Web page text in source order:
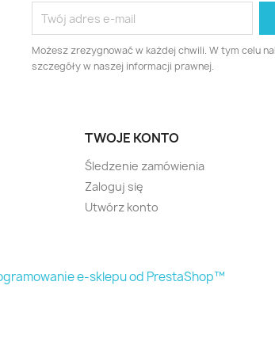
Możesz zrezygnować w każdej chwili. W tym celu
szczegóły w naszej informacji prawnej.
TWOJE KONTO
Śledzenie zamówienia
Zaloguj się
Utwórz konto
e-sklepu od PrestaShop™